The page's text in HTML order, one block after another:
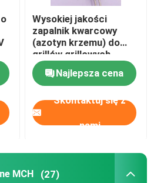
Wysokiej jakości
zapalnik kwarcowy
(azotyn krzemu) do
grillów grillowych
Najlepsza cena
Skontaktuj się z
nami
MCH (27)